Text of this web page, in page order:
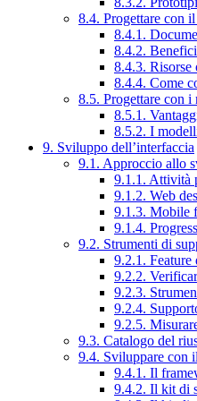
8.4. Progettare con
8.4.1.
8.4.2.
8.4.3. Risorse
8.4.4. Come
8.5. Progettare con
8.5.1.
8.5.2. I
9. Sviluppo dell’interfaccia
9.1. Approccio allo
9.1.1. Attività
9.1.2. Web
9.1.3. Mobile
9.1.4.
9.2. Strumenti di
9.2.1. Feature
9.2.2.
9.2.3.
9.2.4.
9.2.5.
9.3. Catalogo del
9.4. Sviluppare con
9.4.1. Il
9.4.2. Il kit di